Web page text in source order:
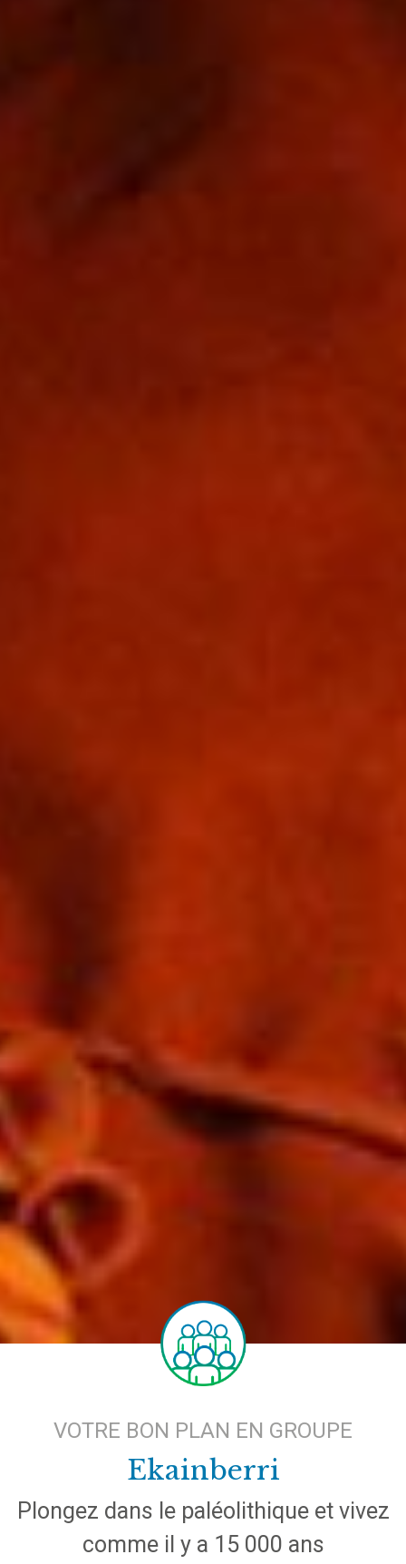
VOTRE BON PLAN EN GROUPE
Ekainberri
Plongez dans le paléolithique et vivez
comme il y a 15 000 ans